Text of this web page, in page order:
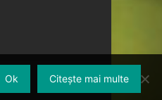
Ok Citește mai multe